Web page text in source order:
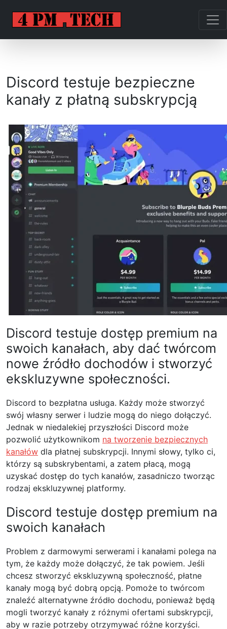
Discord testuje bezpieczne
kanały z płatną subskrypcją
Discord testuje dostęp premium na
swoich kanałach, aby dać twórcom
nowe źródło dochodów i stworzyć
ekskluzywne społeczności.
Discord to bezpłatna usługa. Każdy może stworzyć
swój własny serwer i ludzie mogą do niego dołączyć.
Jednak w niedalekiej przyszłości Discord może
pozwolić użytkownikom na tworzenie bezpiecznych
kanałów dla płatnej subskrypcji. Innymi słowy, tylko ci,
którzy są subskrybentami, a zatem płacą, mogą
uzyskać dostęp do tych kanałów, zasadniczo tworząc
rodzaj ekskluzywnej platformy.
Discord testuje dostęp premium na
swoich kanałach
Problem z darmowymi serwerami i kanałami polega na
tym, że każdy może dołączyć, że tak powiem. Jeśli
chcesz stworzyć ekskluzywną społeczność, płatne
kanały mogą być dobrą opcją. Pomoże to twórcom
znaleźć alternatywne źródło dochodu, ponieważ będą
mogli tworzyć kanały z różnymi ofertami subskrypcji,
aby w razie potrzeby otrzymywać różne korzyści.